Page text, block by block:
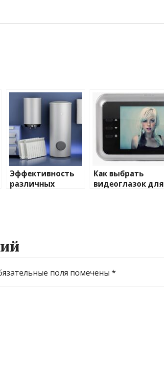
Эффективность
различных
Как выбрать
видеоглазок для
поля помечены *